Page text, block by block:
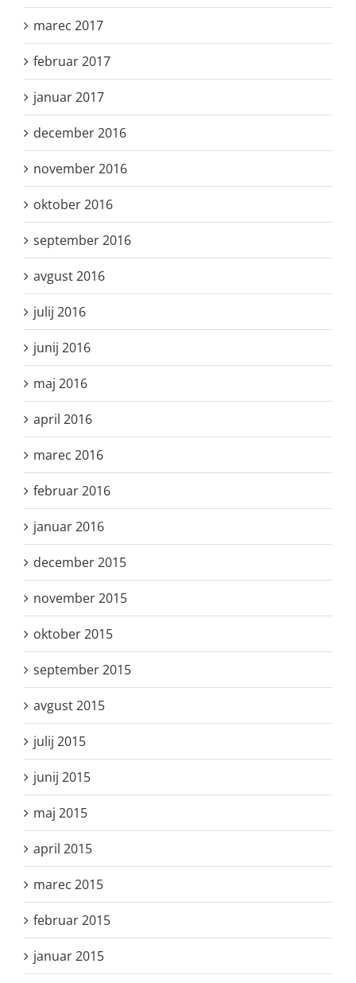
marec 2017
februar 2017
januar 2017
december 2016
november 2016
oktober 2016
september 2016
avgust 2016
julij 2016
junij 2016
maj 2016
april 2016
marec 2016
februar 2016
januar 2016
december 2015
november 2015
oktober 2015
september 2015
avgust 2015
julij 2015
junij 2015
maj 2015
april 2015
marec 2015
februar 2015
januar 2015